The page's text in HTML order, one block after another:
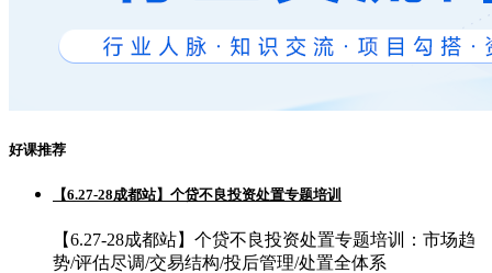
好课推荐
【6.27-28成都站】个贷不良投资处置专题培训
【6.27-28成都站】个贷不良投资处置专题培训：市场趋
势/评估尽调/交易结构/投后管理/处置全体系